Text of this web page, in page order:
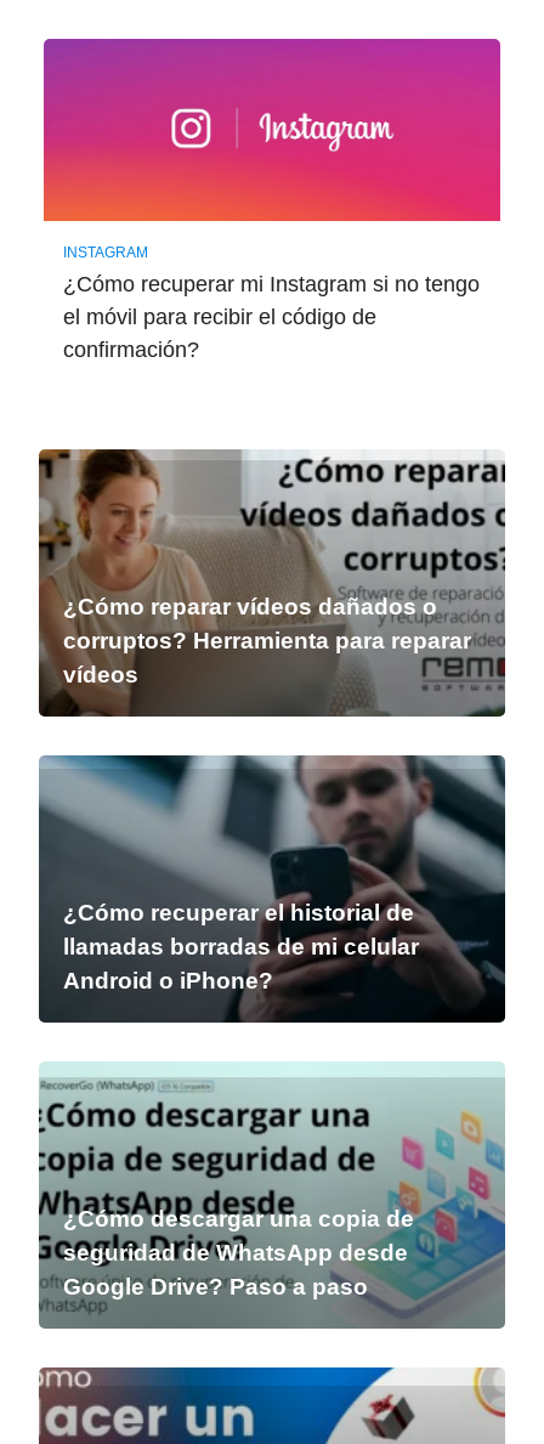
INSTAGRAM
¿Cómo recuperar mi Instagram si no tengo
el móvil para recibir el código de
confirmación?
¿Cómo reparar vídeos dañados o
corruptos? Herramienta para reparar
vídeos
¿Cómo recuperar el historial de
llamadas borradas de mi celular
Android o iPhone?
¿Cómo descargar una copia de
seguridad de WhatsApp desde
Google Drive? Paso a paso